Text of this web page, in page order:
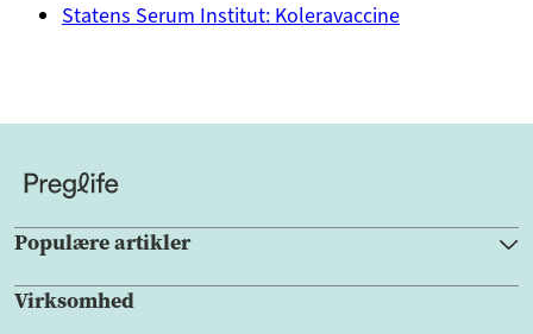
Statens Serum Institut: Koleravaccine
Populære artikler
Virksomhed